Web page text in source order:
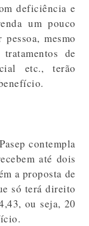
deficiência e
um pouco
mesmo
de
etc., terão
contempla
até dois
a proposta de
só terá direito
ou seja, 20